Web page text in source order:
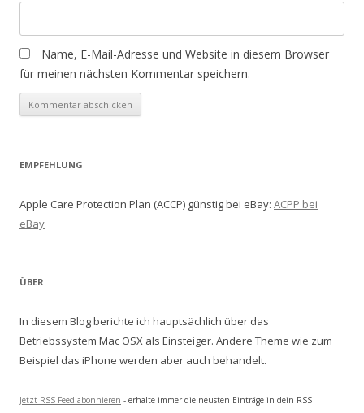
Name, E-Mail-Adresse und Website in diesem Browser
für meinen nächsten Kommentar speichern.
EMPFEHLUNG
Apple Care Protection Plan (ACCP) günstig bei eBay: ACPP bei
eBay
ÜBER
In diesem Blog berichte ich hauptsächlich über das
Betriebssystem Mac OSX als Einsteiger. Andere Theme wie zum
Beispiel das iPhone werden aber auch behandelt.
Jetzt RSS Feed abonnieren - erhalte immer die neusten Einträge in dein RSS